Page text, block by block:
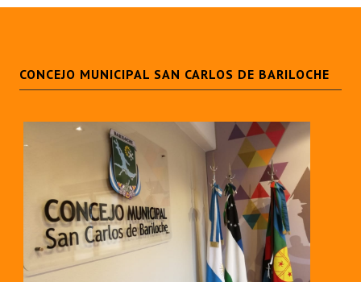
CONCEJO MUNICIPAL SAN CARLOS DE BARILOCHE